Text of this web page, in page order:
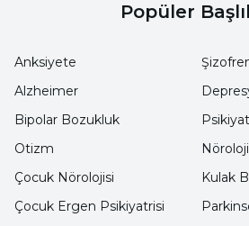
İdrar yaparken
İdrar Yolu Enfeksiyonu
İdrar yolu enfeksiyonu
şikâyetiniz ile ilgili uzman bir
Popüler
Anksiyete
Alzheimer
Bipolar Bozukluk
Otizm
Çocuk Nörolojisi
Nöroloji
Kulak
Çocuk Ergen Psikiyatrisi